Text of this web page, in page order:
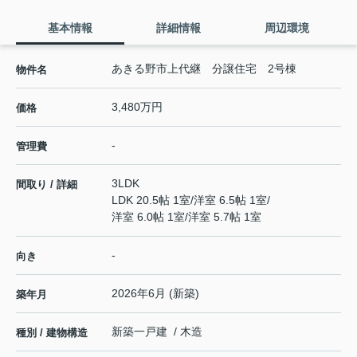
基本情報 詳細情報 周辺環境
物件名 あきる野市上代継 分譲住宅 2号棟
価格 3,480万円
管理費 -
間取り / 詳細
3LDK
LDK 20.5帖 1室/洋室 6.5帖 1室/
洋室 6.0帖 1室/洋室 5.7帖 1室
向き -
築年月 2026年6月 (新築)
種別 / 建物構造 新築一戸建 / 木造